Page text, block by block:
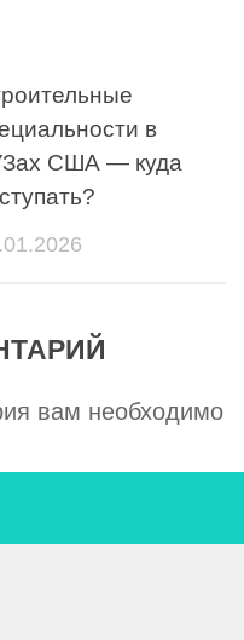
в
США — куда
вам необходимо